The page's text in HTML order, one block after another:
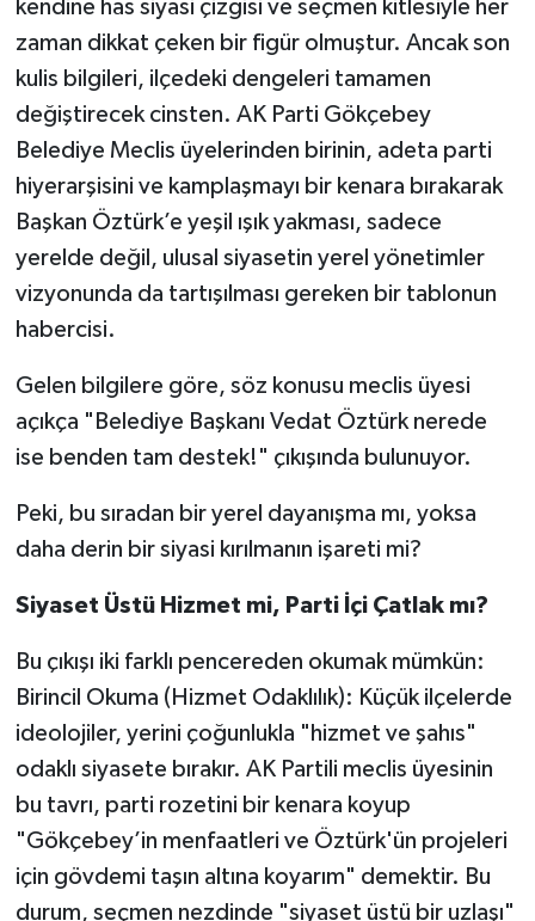
kendine has siyasi çizgisi ve seçmen kitlesiyle her
zaman dikkat çeken bir figür olmuştur. Ancak son
kulis bilgileri, ilçedeki dengeleri tamamen
değiştirecek cinsten. AK Parti Gökçebey
Belediye Meclis üyelerinden birinin, adeta parti
hiyerarşisini ve kamplaşmayı bir kenara bırakarak
Başkan Öztürk’e yeşil ışık yakması, sadece
yerelde değil, ulusal siyasetin yerel yönetimler
vizyonunda da tartışılması gereken bir tablonun
habercisi.
Gelen bilgilere göre, söz konusu meclis üyesi
açıkça "Belediye Başkanı Vedat Öztürk nerede
ise benden tam destek!" çıkışında bulunuyor.
Peki, bu sıradan bir yerel dayanışma mı, yoksa
daha derin bir siyasi kırılmanın işareti mi?
Siyaset Üstü Hizmet mi, Parti İçi Çatlak mı?
Bu çıkışı iki farklı pencereden okumak mümkün:
Birincil Okuma (Hizmet Odaklılık): Küçük ilçelerde
ideolojiler, yerini çoğunlukla "hizmet ve şahıs"
odaklı siyasete bırakır. AK Partili meclis üyesinin
bu tavrı, parti rozetini bir kenara koyup
"Gökçebey’in menfaatleri ve Öztürk'ün projeleri
için gövdemi taşın altına koyarım" demektir. Bu
durum, seçmen nezdinde "siyaset üstü bir uzlaşı"
İş ilanı
Kilimli
Kültür - Sanat
MAGAZİN
Politika
Resmi İlan
Röportaj
Sağlık
SİYASET
Yaşam